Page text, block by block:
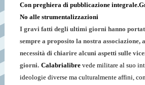
Con preghiera di pubblicazione integrale.
No alle strumentalizzazioni
I gravi fatti degli ultimi giorni hanno
sempre a proposito la nostra associazione,
necessità di chiarire alcuni aspetti sulle
giorni. Calabrialibre vede militare al suo
ideologie diverse ma culturalmente affini,